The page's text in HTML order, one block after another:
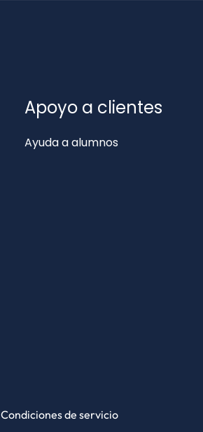
Apoyo a clientes
Ayuda a alumnos
Condiciones de servicio